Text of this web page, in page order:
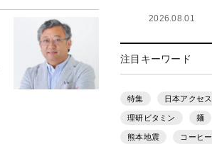
2026.08.01
注目キーワード
特集 日本アクセス
理研ビタミン 麺
熊本地震 コーヒー